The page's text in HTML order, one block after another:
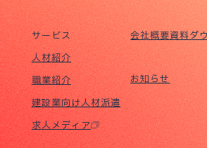
サービス
人材紹介
職業紹介
建設業向け人材派遣
求人メディア
会社概要
お知らせ
資料ダ